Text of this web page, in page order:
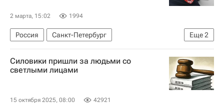
2 марта, 15:02 1994
Еще2
Россия
Санкт-Петербург
Генеральная прокуратура РФ
Михаил Касьянов
Силовики пришли за людьми со
светлыми лицами
15 октября 2025, 08:00 42921